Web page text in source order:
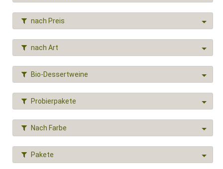
nach Preis
nach Art
Bio-Dessertweine
Probierpakete
Nach Farbe
Pakete